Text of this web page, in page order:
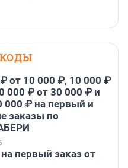
от 10 000 ₽, 10 000 ₽
000 ₽ от 30 000 ₽ и
000 ₽ на первый и
заказы по
первый заказ от